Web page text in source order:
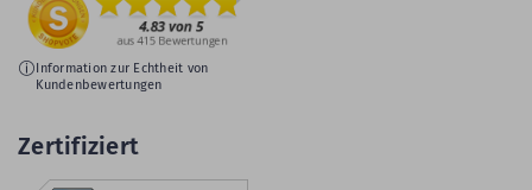
Information zur Echtheit von
Kundenbewertungen
Zertifiziert